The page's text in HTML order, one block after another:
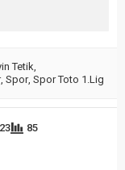
Tetik
, Spor, Spor Toto 1.Lig
85